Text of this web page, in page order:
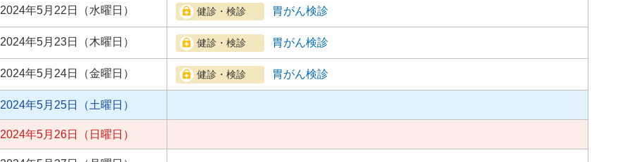
2024年5月22日（水曜日） 胃がん検診
2024年5月23日（木曜日） 胃がん検診
2024年5月24日（金曜日） 胃がん検診
2024年5月25日（土曜日）
2024年5月26日（日曜日）